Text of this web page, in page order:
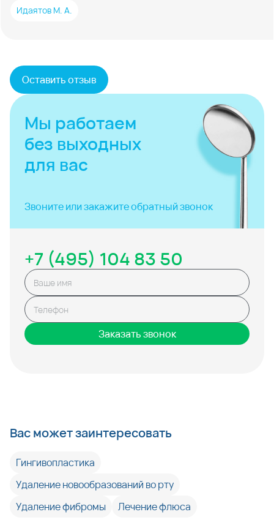
Идаятов М. А.
Оставить отзыв
Мы работаем
без выходных
для вас
Звоните или закажитеобратный звонок
+7 (495) 104 83 50
Заказать звонок
Вас может заинтересовать
Гингивопластика
Удаление новообразований во рту
Удаление фибромы
Лечение флюса